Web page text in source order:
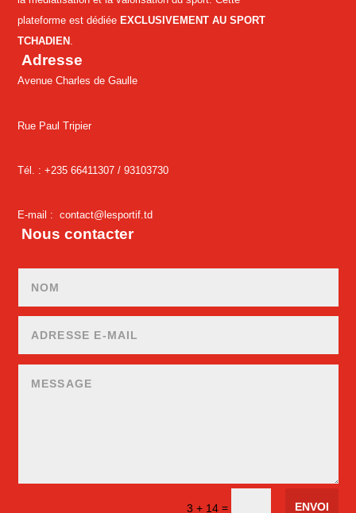
plateforme est dédiée EXCLUSIVEMENT AU SPORT
TCHADIEN .
Adresse
Avenue Charles de Gaulle
Rue Paul Tripier
Tél. : +235 66411307 /93103730
E-mail :contact@lesportif.td
Nous contacter
3 + 14= ENVOI